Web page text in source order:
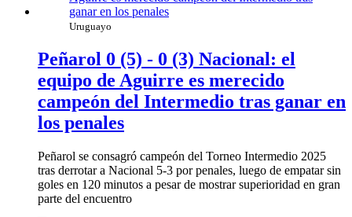
Uruguayo
Peñarol 0 (5) - 0 (3) Nacional: el
equipo de Aguirre es merecido
campeón del Intermedio tras ganar en
los penales
Peñarol se consagró campeón del Torneo Intermedio 2025
tras derrotar a Nacional 5-3 por penales, luego de empatar sin
goles en 120 minutos a pesar de mostrar superioridad en gran
parte del encuentro